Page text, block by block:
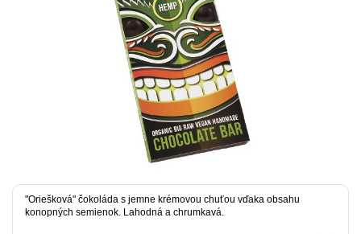
"Oriešková" čokoláda s jemne krémovou chuťou vďaka obsahu
konopných semienok. Lahodná a chrumkavá.